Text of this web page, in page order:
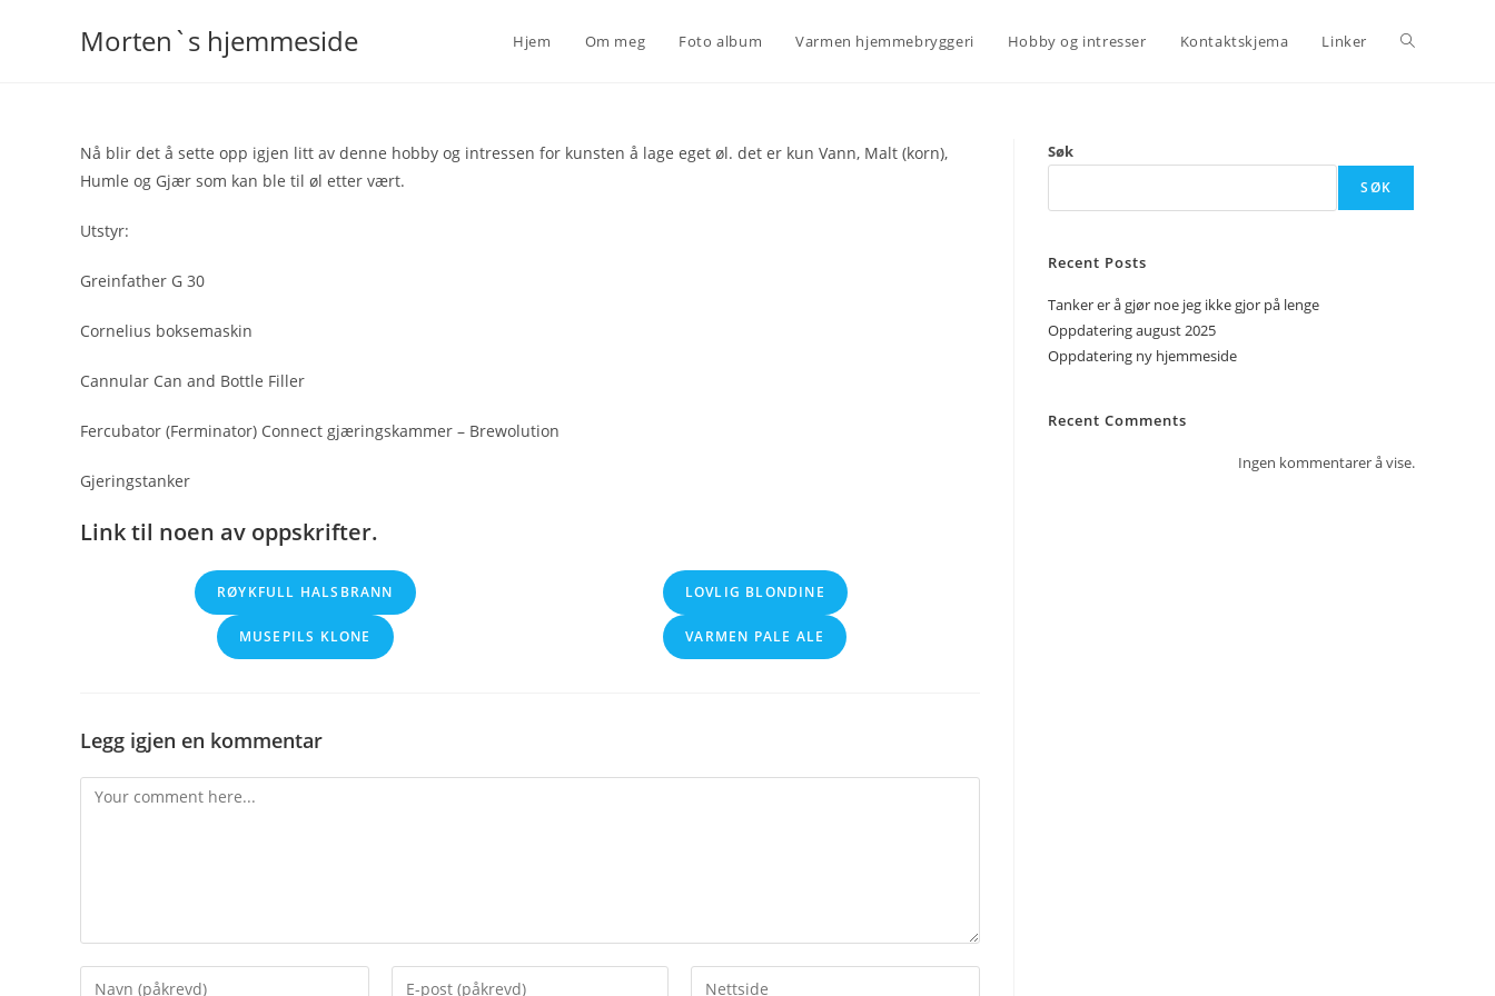
Morten`s hjemmeside Hjem Om meg Foto album Varmen hjemmebryggeri Hobby og intresser Kontaktskjema Linker Toggle
search
Nå blir det å sette opp igjen litt av denne hobby og intressen for kunsten å lage eget øl. det er kun Vann, Malt (korn),
Humle og Gjær som kan ble til øl etter vært.
Utstyr:
Greinfather G 30
Cornelius boksemaskin
Cannular Can and Bottle Filler
Fercubator (Ferminator) Connect gjæringskammer – Brewolution
Gjeringstanker
Link til noen av oppskrifter.
RØYKFULL HALSBRANN LOVLIG BLONDINE
MUSEPILS KLONE VARMEN PALE ALE
Legg igjen en kommentar
Comment
Enter Enter Enter
Søk
SØK
Recent Posts
Tanker er å gjør noe jeg ikke gjor på lenge
Oppdatering august 2025
Oppdatering ny hjemmeside
Recent Comments
Ingen kommentarer å vise.